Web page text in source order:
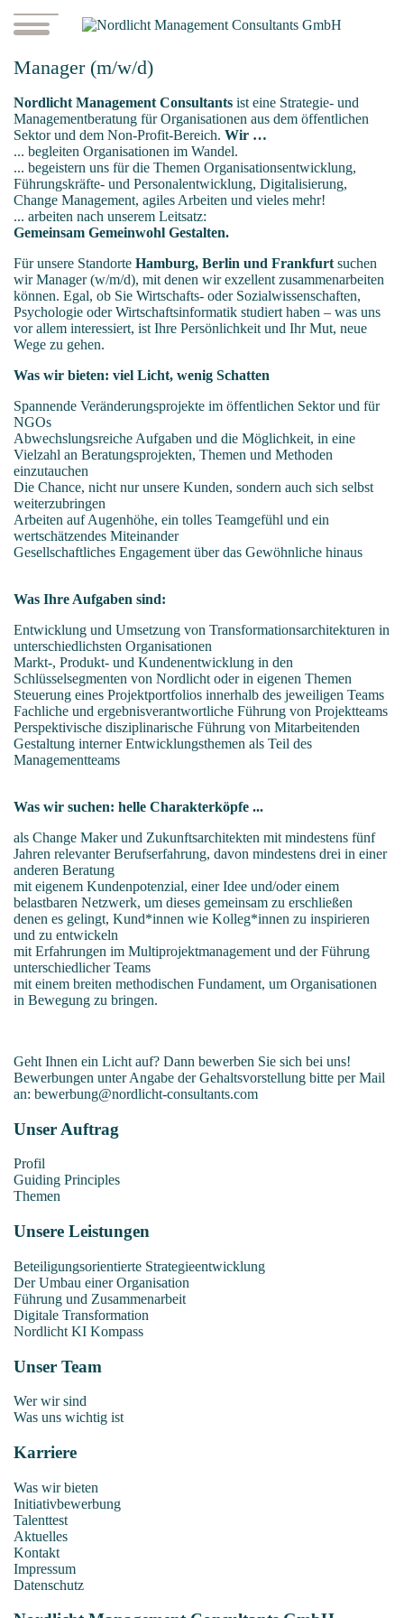
Manager (m/w/d)
Nordlicht Management Consultants ist eine Strategie- und
Managementberatung für Organisationen aus dem öffentlichen
Sektor und dem Non-Profit-Bereich. Wir …
... begleiten Organisationen im Wandel.
... begeistern uns für die Themen Organisationsentwicklung,
Führungskräfte- und Personalentwicklung, Digitalisierung,
Change Management, agiles Arbeiten und vieles mehr!
... arbeiten nach unserem Leitsatz:
Gemeinsam Gemeinwohl Gestalten.
Für unsere Standorte Hamburg, Berlin und Frankfurt suchen
wir Manager (w/m/d), mit denen wir exzellent zusammenarbeiten
können. Egal, ob Sie Wirtschafts- oder Sozialwissenschaften,
Psychologie oder Wirtschaftsinformatik studiert haben – was uns
vor allem interessiert, ist Ihre Persönlichkeit und Ihr Mut, neue
Wege zu gehen.
Was wir bieten: viel Licht, wenig Schatten
Spannende Veränderungsprojekte im öffentlichen Sektor und für
NGOs
Abwechslungsreiche Aufgaben und die Möglichkeit, in eine
Vielzahl an Beratungsprojekten, Themen und Methoden
einzutauchen
Die Chance, nicht nur unsere Kunden, sondern auch sich selbst
weiterzubringen
Arbeiten auf Augenhöhe, ein tolles Teamgefühl und ein
wertschätzendes Miteinander
Gesellschaftliches Engagement über das Gewöhnliche hinaus
Was Ihre Aufgaben sind:
Entwicklung und Umsetzung von Transformationsarchitekturen in
unterschiedlichsten Organisationen
Markt-, Produkt- und Kundenentwicklung in den
Schlüsselsegmenten von Nordlicht oder in eigenen Themen
Steuerung eines Projektportfolios innerhalb des jeweiligen Teams
Fachliche und ergebnisverantwortliche Führung von Projektteams
Perspektivische disziplinarische Führung von Mitarbeitenden
Gestaltung interner Entwicklungsthemen als Teil des
Managementteams
Was wir suchen: helle Charakterköpfe ...
als Change Maker und Zukunftsarchitekten mit mindestens fünf
Jahren relevanter Berufserfahrung, davon mindestens drei in einer
anderen Beratung
mit eigenem Kundenpotenzial, einer Idee und/oder einem
belastbaren Netzwerk, um dieses gemeinsam zu erschließen
denen es gelingt, Kund*innen wie Kolleg*innen zu inspirieren
und zu entwickeln
mit Erfahrungen im Multiprojektmanagement und der Führung
unterschiedlicher Teams
mit einem breiten methodischen Fundament, um Organisationen
in Bewegung zu bringen.
Geht Ihnen ein Licht auf? Dann bewerben Sie sich bei uns!
Bewerbungen unter Angabe der Gehaltsvorstellung bitte per Mail
an: bewerbung@nordlicht-consultants.com
Unser Auftrag
Profil
Guiding Principles
Themen
Unsere Leistungen
Beteiligungsorientierte Strategieentwicklung
Der Umbau einer Organisation
Führung und Zusammenarbeit
Digitale Transformation
Nordlicht KI Kompass
Unser Team
Wer wir sind
Was uns wichtig ist
Karriere
Was wir bieten
Initiativbewerbung
Talenttest
Aktuelles
Kontakt
Impressum
Datenschutz